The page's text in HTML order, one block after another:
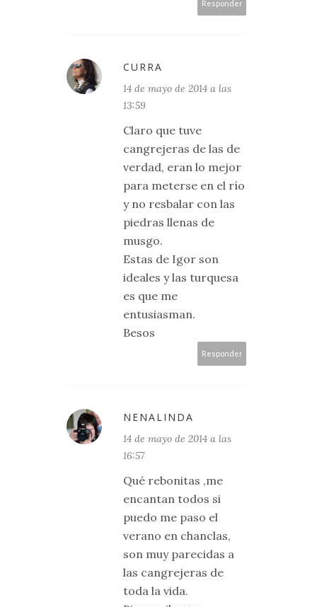
Responder
CURRA
14 de mayo de 2014 a las
13:59
Claro que tuve
cangrejeras de las de
verdad, eran lo mejor
para meterse en el río
y no resbalar con las
piedras llenas de
musgo.
Estas de Igor son
ideales y las turquesa
es que me
entusiasman.
Besos
Responder
NENALINDA
14 de mayo de 2014 a las
16:57
Qué rebonitas ,me
encantan todos si
puedo me paso el
verano en chanclas,
son muy parecidas a
las cangrejeras de
toda la vida.